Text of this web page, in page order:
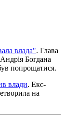
влада". Глава
Богдана
попрощатися.
влади. Екс-
на